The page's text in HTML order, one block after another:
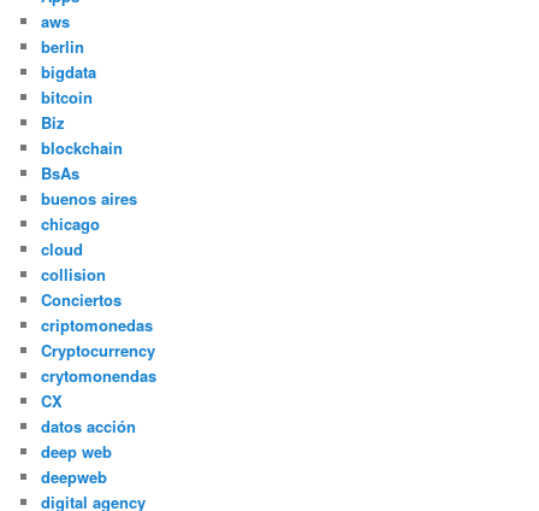
aws
berlin
bigdata
bitcoin
Biz
blockchain
BsAs
buenos aires
chicago
cloud
collision
Conciertos
criptomonedas
Cryptocurrency
crytomonendas
CX
datos acción
deep web
deepweb
digital agency